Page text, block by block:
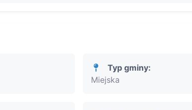
Typ gminy:
Miejska